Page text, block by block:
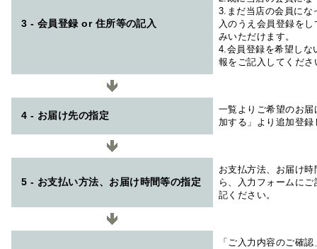
3 - 会員登録 or 住所等の記入
3.まだ当店の会員にな
入のうえ会員登録を
みいただけます。
4.会員登録を希望しな
報をご記入してくださ
4 - お届け先の指定
一覧よりご希望のお
加する」より追加登
5 - お支払い方法、お届け時間等の指定
お支払方法、お届け
ら、入力フォームに
記ください。
「ご入力内容のご確